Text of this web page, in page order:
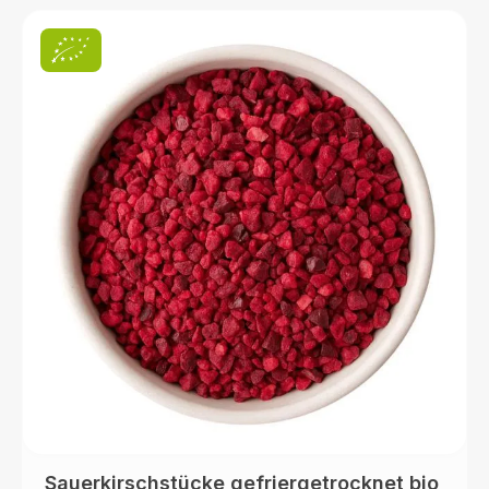
Sauerkirschstücke gefriergetrocknet bio